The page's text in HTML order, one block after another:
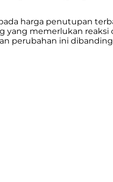
harga penutupan
yang memerlukan reaksi
perubahan ini